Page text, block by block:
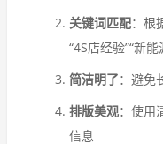
关键词匹配：根
“4S店经验”“新能
简洁明了：避免
排版美观：使用
信息